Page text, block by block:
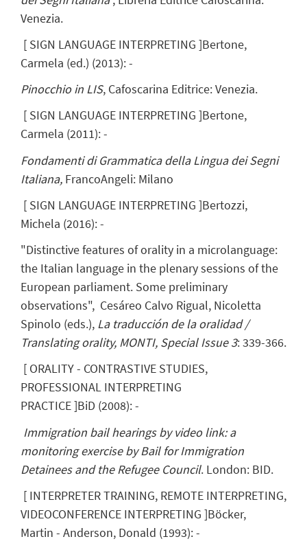
Venezia.
[ SIGN LANGUAGE INTERPRETING ]Bertone,
Carmela (ed.) (2013):-
Pinocchio in LIS, Cafoscarina Editrice: Venezia.
[ SIGN LANGUAGE INTERPRETING ]Bertone,
Carmela (2011):-
Fondamenti di Grammatica della Lingua dei Segni
Italiana, FrancoAngeli: Milano
[ SIGN LANGUAGE INTERPRETING ]Bertozzi,
Michela (2016):-
"Distinctive features of orality in a microlanguage:
the Italian language in the plenary sessions of the
European parliament. Some preliminary
observations", Cesáreo Calvo Rigual, Nicoletta
Spinolo (eds.), La traducción de la oralidad /
Translating orality, MONTI, Special Issue 3:339-366.
[ ORALITY - CONTRASTIVE STUDIES,
PROFESSIONAL INTERPRETING
PRACTICE]BiD (2008):-
Immigration bail hearings by video link: a
monitoring exercise by Bail for Immigration
Detainees and the Refugee Council. London: BID.
[ INTERPRETER TRAINING, REMOTE INTERPRETING,
VIDEOCONFERENCE INTERPRETING ]Böcker,
Martin - Anderson, Donald (1993):-